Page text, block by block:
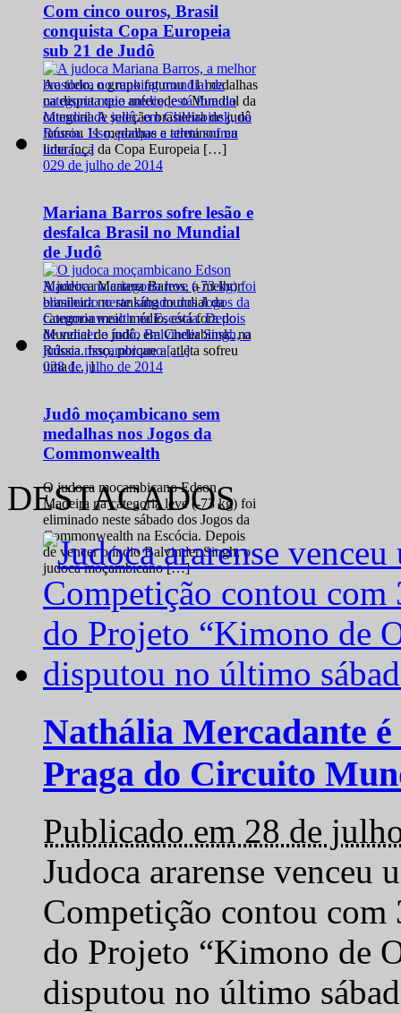
Com cinco ouros, Brasil
conquista Copa Europeia
sub 21 de Judô
Ao todo, o grupo faturou 11 medalhas
na disputa que antecede o Mundial da
categoria A seleção brasileira de judô
faturou 11 medalhas e terminou na
liderança da Copa Europeia […]
029 de julho de 2014
Mariana Barros sofre lesão e
desfalca Brasil no Mundial
de Judô
A judoca Mariana Barros, a melhor
brasileira no ranking mundial da
categoria meio médio, está fora do
Mundial de judô, em Cheliabinsk, na
Rússia. Isso, porque a atleta sofreu
uma […]
028 de julho de 2014
Judô moçambicano sem
medalhas nos Jogos da
Commonwealth
O judoca moçambicano Edson
Madeira na categoria leve (-73 kg) foi
eliminado neste sábado dos Jogos da
Commonwealth na Escócia. Depois
de vencer o índio Balvinder Singh, o
judoca moçambicano […]
DESTACADOS
Nathália Mercadante
Praga do Circuito
Publicado em 28 de
Judoca ararense venceu
Competição contou com
do Projeto “Kimono de
disputou no último